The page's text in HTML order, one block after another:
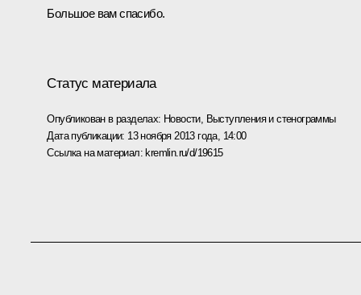
Большое вам спасибо.
Статус материала
Опубликован в разделах: Новости, Выступления и стенограммы
Дата публикации: 13 ноября 2013 года, 14:00
Ссылка на материал: kremlin.ru/d/19615